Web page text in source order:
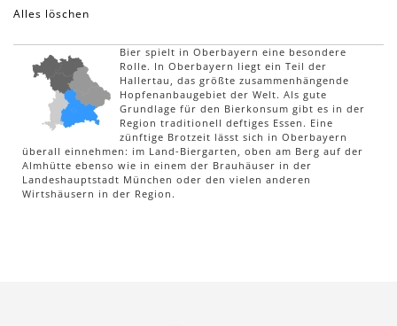
Alles löschen
Bier spielt in Oberbayern eine besondere
Rolle. In Oberbayern liegt ein Teil der
Hallertau, das größte zusammenhängende
Hopfenanbaugebiet der Welt. Als gute
Grundlage für den Bierkonsum gibt es in der
Region traditionell deftiges Essen. Eine
zünftige Brotzeit lässt sich in Oberbayern
überall einnehmen: im Land-Biergarten, oben am Berg auf der
Almhütte ebenso wie in einem der Brauhäuser in der
Landeshauptstadt München oder den vielen anderen
Wirtshäusern in der Region.